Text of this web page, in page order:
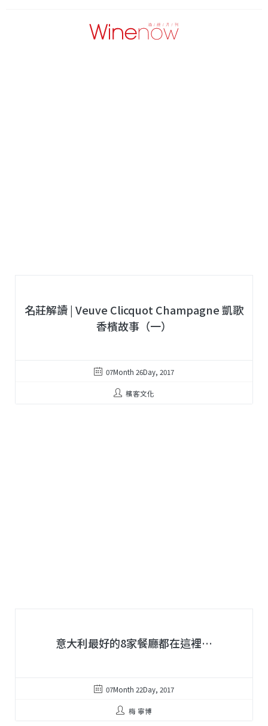
名莊解讀 | Veuve Clicquot Champagne 凱歌
香檳故事（一）
07Month 26Day, 2017
檳客文化
意大利最好的8家餐廳都在這裡…
07Month 22Day, 2017
梅 寧博